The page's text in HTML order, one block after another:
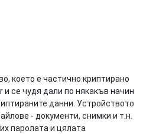
което е частично криптирано
и се чудя дали по някакъв начин
данни. Устройството
- документи, снимки и т.н.
паролата и цялата